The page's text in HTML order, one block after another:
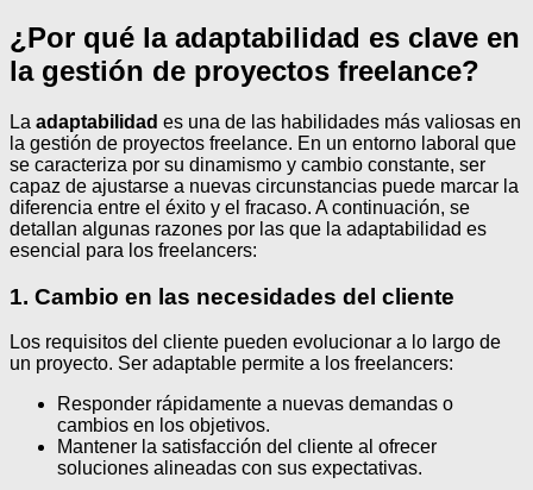
¿Por qué la adaptabilidad es clave en
la gestión de proyectos freelance?
La adaptabilidad es una de las habilidades más valiosas en
la gestión de proyectos freelance. En un entorno laboral que
se caracteriza por su dinamismo y cambio constante, ser
capaz de ajustarse a nuevas circunstancias puede marcar la
diferencia entre el éxito y el fracaso. A continuación, se
detallan algunas razones por las que la adaptabilidad es
esencial para los freelancers:
1. Cambio en las necesidades del cliente
Los requisitos del cliente pueden evolucionar a lo largo de
un proyecto. Ser adaptable permite a los freelancers:
Responder rápidamente a nuevas demandas o
cambios en los objetivos.
Mantener la satisfacción del cliente al ofrecer
soluciones alineadas con sus expectativas.